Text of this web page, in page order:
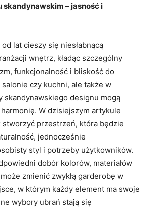
skandynawskim – jasność i
lat cieszy się niesłabnącą
wnętrz, kładąc szczególny
funkcjonalność i bliskość do
czy kuchni, ale także w
skandynawskiego designu mogą
W dzisiejszym artykule
stworzyć przestrzeń, która będzie
jednocześnie
styl i potrzeby użytkowników.
dobór kolorów, materiałów
zmienić zwykłą garderobę w
w którym każdy element ma swoje
wybory ubrań stają się